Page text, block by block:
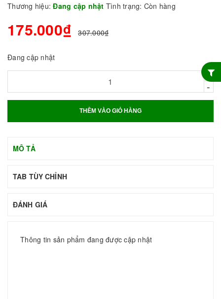
Thương hiệu: Đang cập nhật Tình trạng: Còn hàng
175.000₫ 307.000₫
Đang cập nhật
+
-
THÊM VÀO GIỎ HÀNG
MÔ TẢ
TAB TÙY CHỈNH
ĐÁNH GIÁ
Thông tin sản phẩm đang được cập nhật